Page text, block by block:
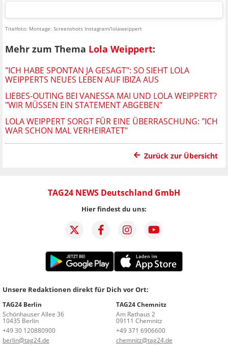
Titelfoto: Montage: Screenshots Instagram/lolaweippert
Mehr zum Thema Lola Weippert:
"ICH HABE SPONTAN JA GESAGT": SO SIEHT LOLA
WEIPPERTS NEUES LEBEN AUF IBIZA AUS
LIEBES-OUTING BEI VANESSA MAI UND LOLA WEIPPERT?
"WIR MÜSSEN EIN STATEMENT ABGEBEN"
LOLA WEIPPERT SORGT FÜR EINE ÜBERRASCHUNG: "ICH
WAR SCHON MAL VERHEIRATET"
Zurück zur Übersicht
TAG24 NEWS Deutschland GmbH
Hier findest du uns:
Unsere Redaktionen direkt für Dich vor Ort:
TAG24 Berlin
Schönhauser Allee 36
10435 Berlin
+49 30 120880900
berlin@tag24.de
TAG24 Chemnitz
Am Rathaus 2
09111 Chemnitz
+49 371 6906600
chemnitz@tag24.de